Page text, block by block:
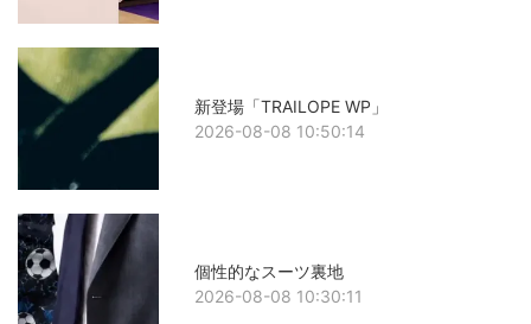
新登場「TRAILOPE WP」
2026-08-08 10:50:14
個性的なスーツ裏地
2026-08-08 10:30:11